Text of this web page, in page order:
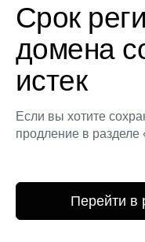
Срок
домена
истек
Если вы хотите
продление в разделе
Перейти в